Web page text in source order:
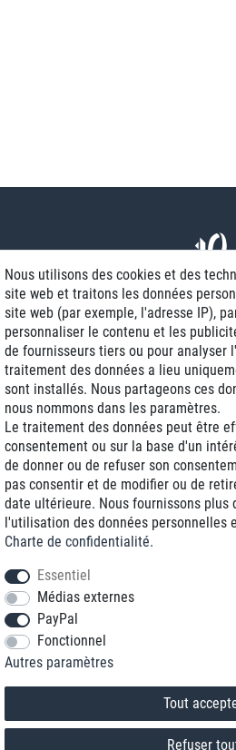
Frais
Reconditionnée
+33 1 70
* Vous pouvez nous joindre aux tarifs locaux du
Nous utilisons des cookies et des
site web et traitons les données
site web (par exemple, l'adresse IP),
personnaliser le contenu et les
de fournisseurs tiers ou pour analyser
traitement des données a lieu
sont installés. Nous partageons ces
nous nommons dans les paramètres.
Le traitement des données peut être
consentement ou sur la base d'un
de donner ou de refuser son
pas consentir et de modifier ou de
date ultérieure. Nous fournissons plus
l'utilisation des données personnelles
Charte de confidentialité.
Essentiel
Médias externes
PayPal
Fonctionnel
Autres paramètres
Tout
Refuser